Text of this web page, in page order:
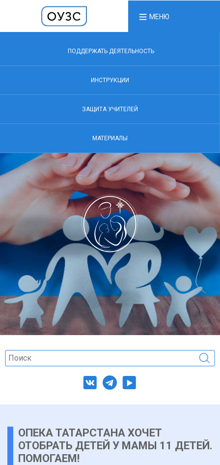
МЕНЮ
ПОДДЕРЖАТЬ ДЕЯТЕЛЬНОСТЬ
ИНСТРУКЦИИ
ЗАЩИТА УЧИТЕЛЕЙ
МАТЕРИАЛЫ
ОПЕКА ТАТАРСТАНА ХОЧЕТ
ОТОБРАТЬ ДЕТЕЙ У МАМЫ 11 ДЕТЕЙ.
ПОМОГАЕМ!